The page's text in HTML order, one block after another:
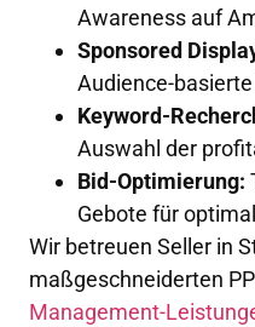
Awareness auf
Sponsored
Audience-
Keyword-
Auswahl der
Bid-Optimierung:
Gebote für
Wir betreuen Seller in
maßgeschneiderten
Management-